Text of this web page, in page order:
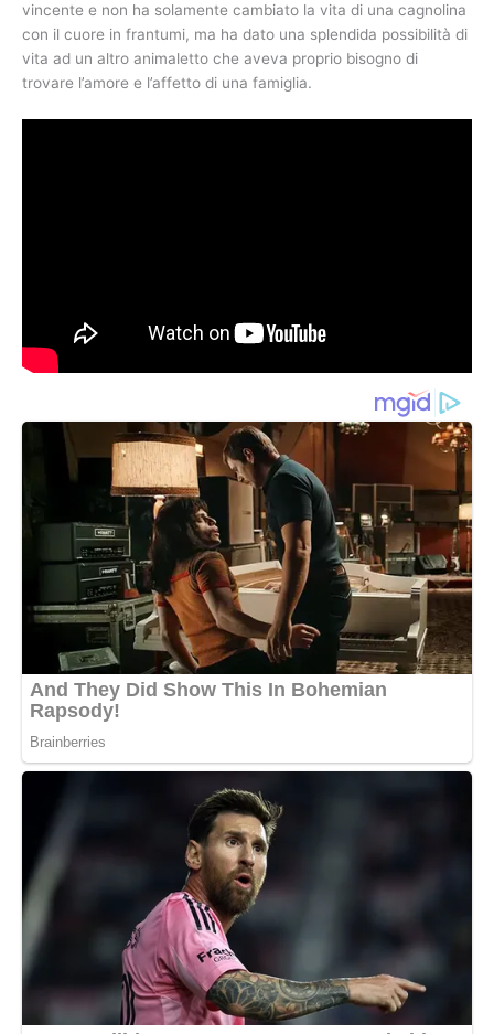
vincente e non ha solamente cambiato la vita di una cagnolina
con il cuore in frantumi, ma ha dato una splendida possibilità di
vita ad un altro animaletto che aveva proprio bisogno di
trovare l’amore e l’affetto di una famiglia.